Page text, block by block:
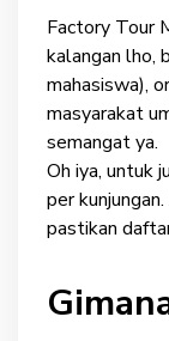
Factory Tour
kalangan lho,
mahasiswa),
masyarakat
semangat ya.
Oh iya, untuk
per
pastikan